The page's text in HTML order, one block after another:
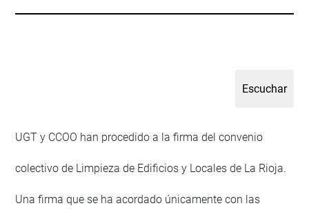
UGT y CCOO han procedido a la firma del convenio
colectivo de Limpieza de Edificios y Locales de La Rioja.
Una firma que se ha acordado únicamente con las